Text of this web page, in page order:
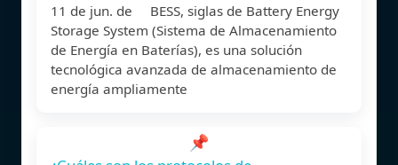
11 de jun. de BESS, siglas de Battery Energy
Storage System (Sistema de Almacenamiento
de Energía en Baterías), es una solución
tecnológica avanzada de almacenamiento de
energía ampliamente
📌